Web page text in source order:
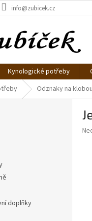
info@zubicek.cz
Kynologické potřeby
Odznaky na
doplňky